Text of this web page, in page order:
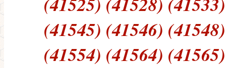
(41545) (41546)
(41554) (41564)